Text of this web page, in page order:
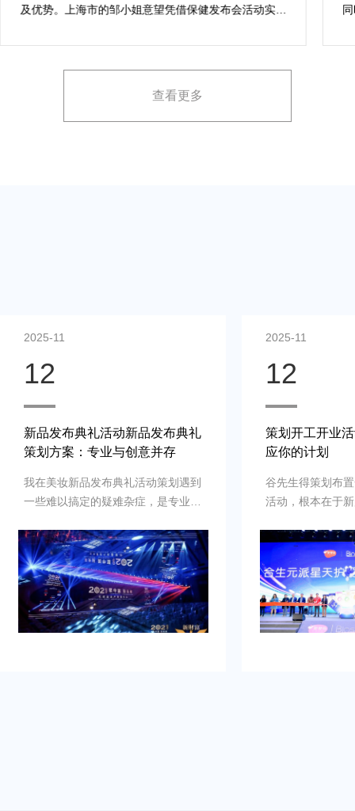
及优势。上海市的邹小姐意望凭借保健发布会活动实现
占有率。在策划时间里却遇到这些难题缺乏专业的产品
展示方案，以最大化媒体报道和消费者关注。
查看更多
2025-11
12
新品发布典礼活动新品发布典礼
策划方案：专业与创意并存
我在美妆新品发布典礼活动策划遇到
一些难以搞定的疑难杂症，是专业新
助我完成，而且也是设计构想有创
意，重点考虑设计安排，整个美妆新
品发布典礼活动策划完美对应，下次
有需要还会选择乐野策划。
2025-11
12
策划开工开业
应你的计划
谷先生得策划布
活动，根本在于
并营造良好的品
到：增加曝光度
体，提高知名度
销售。可是鉴于
资源进行大规模
业的策划和执行